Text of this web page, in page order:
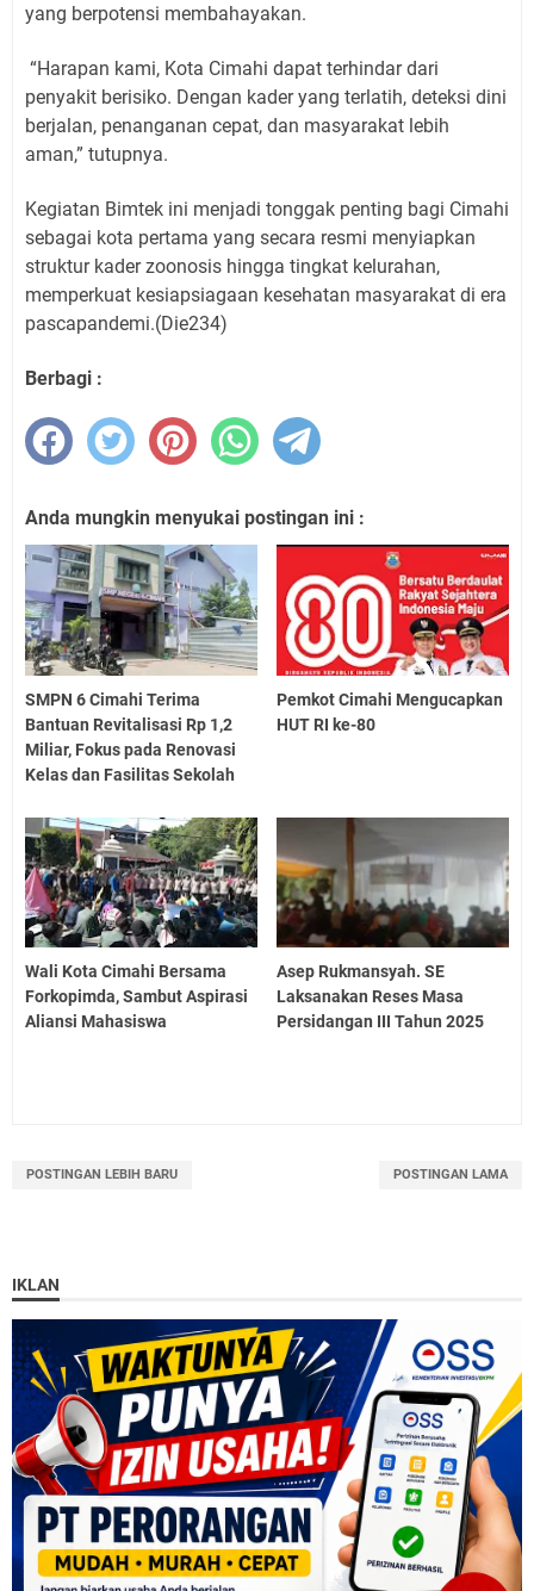
yang berpotensi membahayakan.
“Harapan kami, Kota Cimahi dapat terhindar dari
penyakit berisiko. Dengan kader yang terlatih, deteksi dini
berjalan, penanganan cepat, dan masyarakat lebih
aman,” tutupnya.
Kegiatan Bimtek ini menjadi tonggak penting bagi Cimahi
sebagai kota pertama yang secara resmi menyiapkan
struktur kader zoonosis hingga tingkat kelurahan,
memperkuat kesiapsiagaan kesehatan masyarakat di era
pascapandemi.(Die234)
Berbagi :
Anda mungkin menyukai postingan ini :
SMPN 6 Cimahi Terima
Bantuan Revitalisasi Rp 1,2
Miliar, Fokus pada Renovasi
Kelas dan Fasilitas Sekolah
Pemkot Cimahi Mengucapkan
HUT RI ke-80
Wali Kota Cimahi Bersama
Forkopimda, Sambut Aspirasi
Aliansi Mahasiswa
Asep Rukmansyah. SE
Laksanakan Reses Masa
Persidangan III Tahun 2025
POSTINGAN LEBIH BARU POSTINGAN LAMA
IKLAN